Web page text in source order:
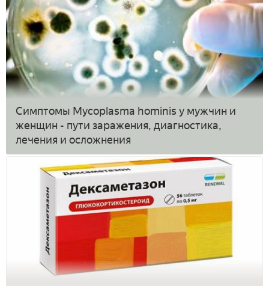
Симптомы Mycoplasma hominis у мужчин и
женщин - пути заражения, диагностика,
лечения и осложнения